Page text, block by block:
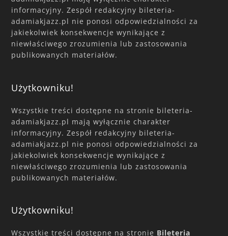
informacyjny. Zespół redakcyjny bileteria-
adamiakjazz.pl nie ponosi odpowiedzialności za
jakiekolwiek konsekwencje wynikające z
niewłaściwego zrozumienia lub zastosowania
publikowanych materiałów.
Użytkowniku!
Wszystkie treści dostępne na stronie bileteria-
adamiakjazz.pl mają wyłącznie charakter
informacyjny. Zespół redakcyjny bileteria-
adamiakjazz.pl nie ponosi odpowiedzialności za
jakiekolwiek konsekwencje wynikające z
niewłaściwego zrozumienia lub zastosowania
publikowanych materiałów.
Użytkowniku!
Wszystkie treści dostępne na stronie Bileteria